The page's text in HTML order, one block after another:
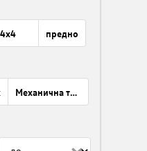
4x4 предно
Механична трансмисия